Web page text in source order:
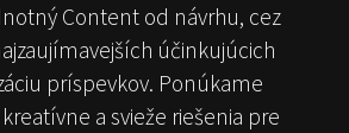
Content od návrhu, cez
účinkujúcich
príspevkov. Ponúkame
a svieže riešenia pre